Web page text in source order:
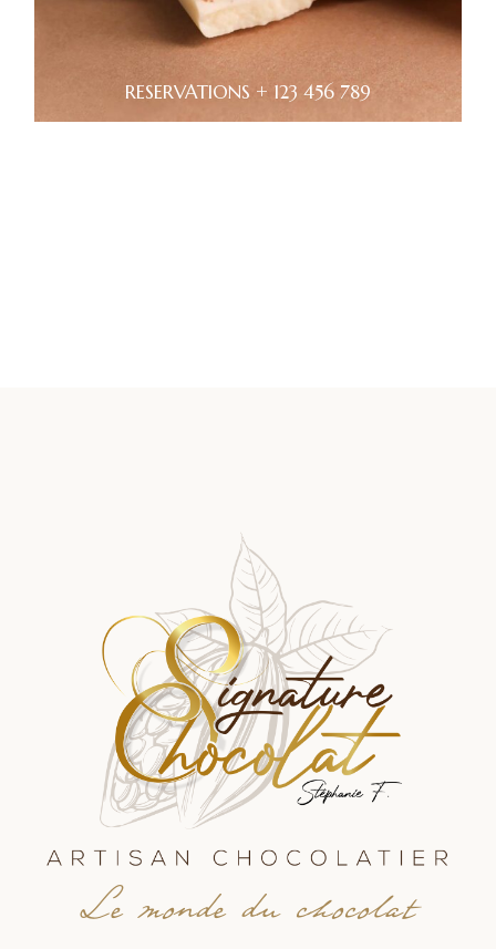
RESERVATIONS + 123 456 789
Le monde du chocolat